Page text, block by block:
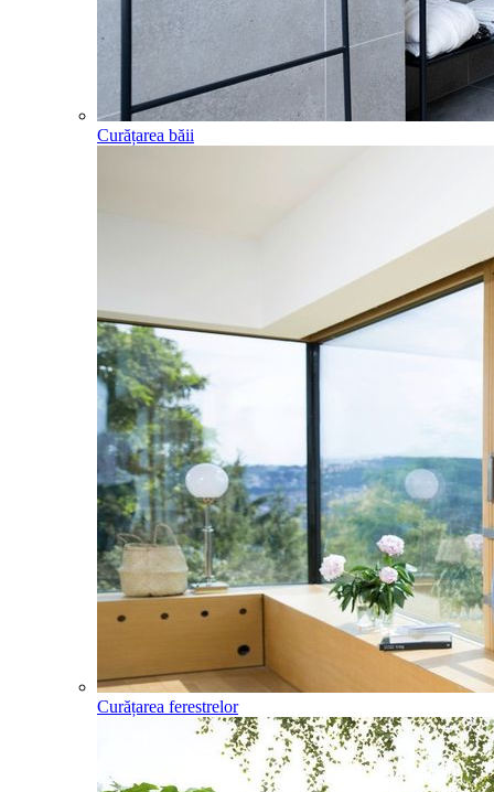
Curățarea băii
Curățarea ferestrelor